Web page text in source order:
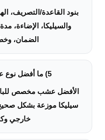
بنود القاعدة/التصريف،
والسيليكا، الإضاءة،
الضمان،
5) ما أفضل نوع عشب لملعب البادل؟
الأفضل عشب مخصص
سيليكا موزعة بشكل
خارجي